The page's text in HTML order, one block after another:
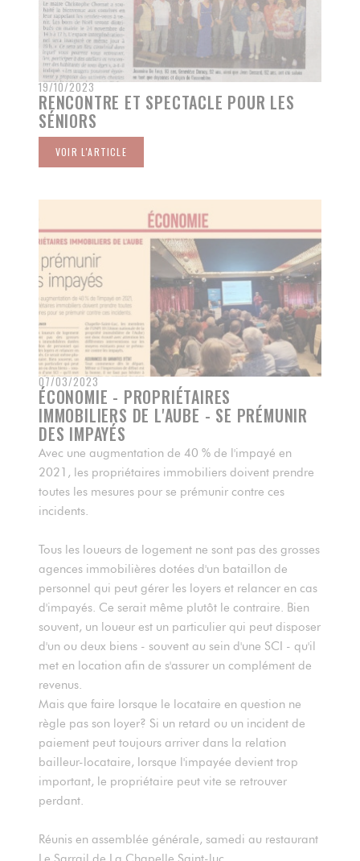
19/10/2023
RENCONTRE ET SPECTACLE POUR LES
SÉNIORS
VOIR L'ARTICLE((OUVRE UNE NOUVELLE FENÊTRE))
07/03/2023
ÉCONOMIE - PROPRIÉTAIRES
IMMOBILIERS DE L'AUBE - SE PRÉMUNIR
DES IMPAYÉS
Avec une augmentation de 40 % de l'impayé en
2021, les propriétaires immobiliers doivent prendre
toutes les mesures pour se prémunir contre ces
incidents.
Tous les loueurs de logement ne sont pas des grosses
agences immobilières dotées d'un bataillon de
personnel qui peut gérer les loyers et relancer en cas
d'impayés. Ce serait même plutôt le contraire. Bien
souvent, un loueur est un particulier qui peut disposer
d'un ou deux biens - souvent au sein d'une SCI - qu'il
met en location afin de s'assurer un complément de
revenus.
Mais que faire lorsque le locataire en question ne
règle pas son loyer? Si un retard ou un incident de
paiement peut toujours arriver dans la relation
bailleur-locataire, lorsque l'impayée devient trop
important, le propriétaire peut vite se retrouver
perdant.
Réunis en assemblée générale, samedi au restaurant